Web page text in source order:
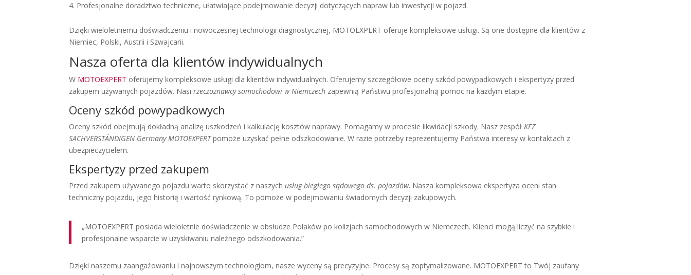
Profesjonalne doradztwo techniczne, ułatwiające podejmowanie decyzji dotyczących napraw lub inwestycji w pojazd.
Dzięki wieloletniemu doświadczeniu i nowoczesnej technologii diagnostycznej, MOTOEXPERT oferuje kompleksowe usługi. Są one dostępne dla klientów z
Niemiec, Polski, Austrii i Szwajcarii.
Nasza oferta dla klientów indywidualnych
W MOTOEXPERT oferujemy kompleksowe usługi dla klientów indywidualnych. Oferujemy szczegółowe oceny szkód powypadkowych i ekspertyzy przed
zakupem używanych pojazdów. Nasirzeczoznawcy samochodowi w Niemczech zapewnią Państwu profesjonalną pomoc na każdym etapie.
Oceny szkód powypadkowych
Oceny szkód obejmują dokładną analizę uszkodzeń i kalkulację kosztów naprawy. Pomagamy w procesie likwidacji szkody. Nasz zespółKFZ
SACHVERSTÄNDIGEN Germany MOTOEXPERTpomoże uzyskać pełne odszkodowanie. W razie potrzeby reprezentujemy Państwa interesy w kontaktach z
ubezpieczycielem.
Ekspertyzy przed zakupem
Przed zakupem używanego pojazdu warto skorzystać z naszychusług biegłego sądowego ds. pojazdów. Nasza kompleksowa ekspertyza oceni stan
techniczny pojazdu, jego historię i wartość rynkową. To pomoże w podejmowaniu świadomych decyzji zakupowych.
„MOTOEXPERT posiada wieloletnie doświadczenie w obsłudze Polaków po kolizjach samochodowych w Niemczech. Klienci mogą liczyć na szybkie i
profesjonalne wsparcie w uzyskiwaniu należnego odszkodowania.”
Dzięki naszemu zaangażowaniu i najnowszym technologiom, nasze wyceny są precyzyjne. Procesy są zoptymalizowane. MOTOEXPERT to Twój zaufany